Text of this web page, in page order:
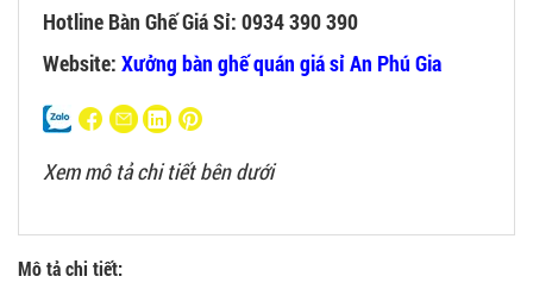
Hotline Bàn Ghế Giá Sỉ: 0934 390 390
Website: Xưởng bàn ghế quán giá sỉ An Phú Gia
Xem mô tả chi tiết bên dưới
Mô tả chi tiết: